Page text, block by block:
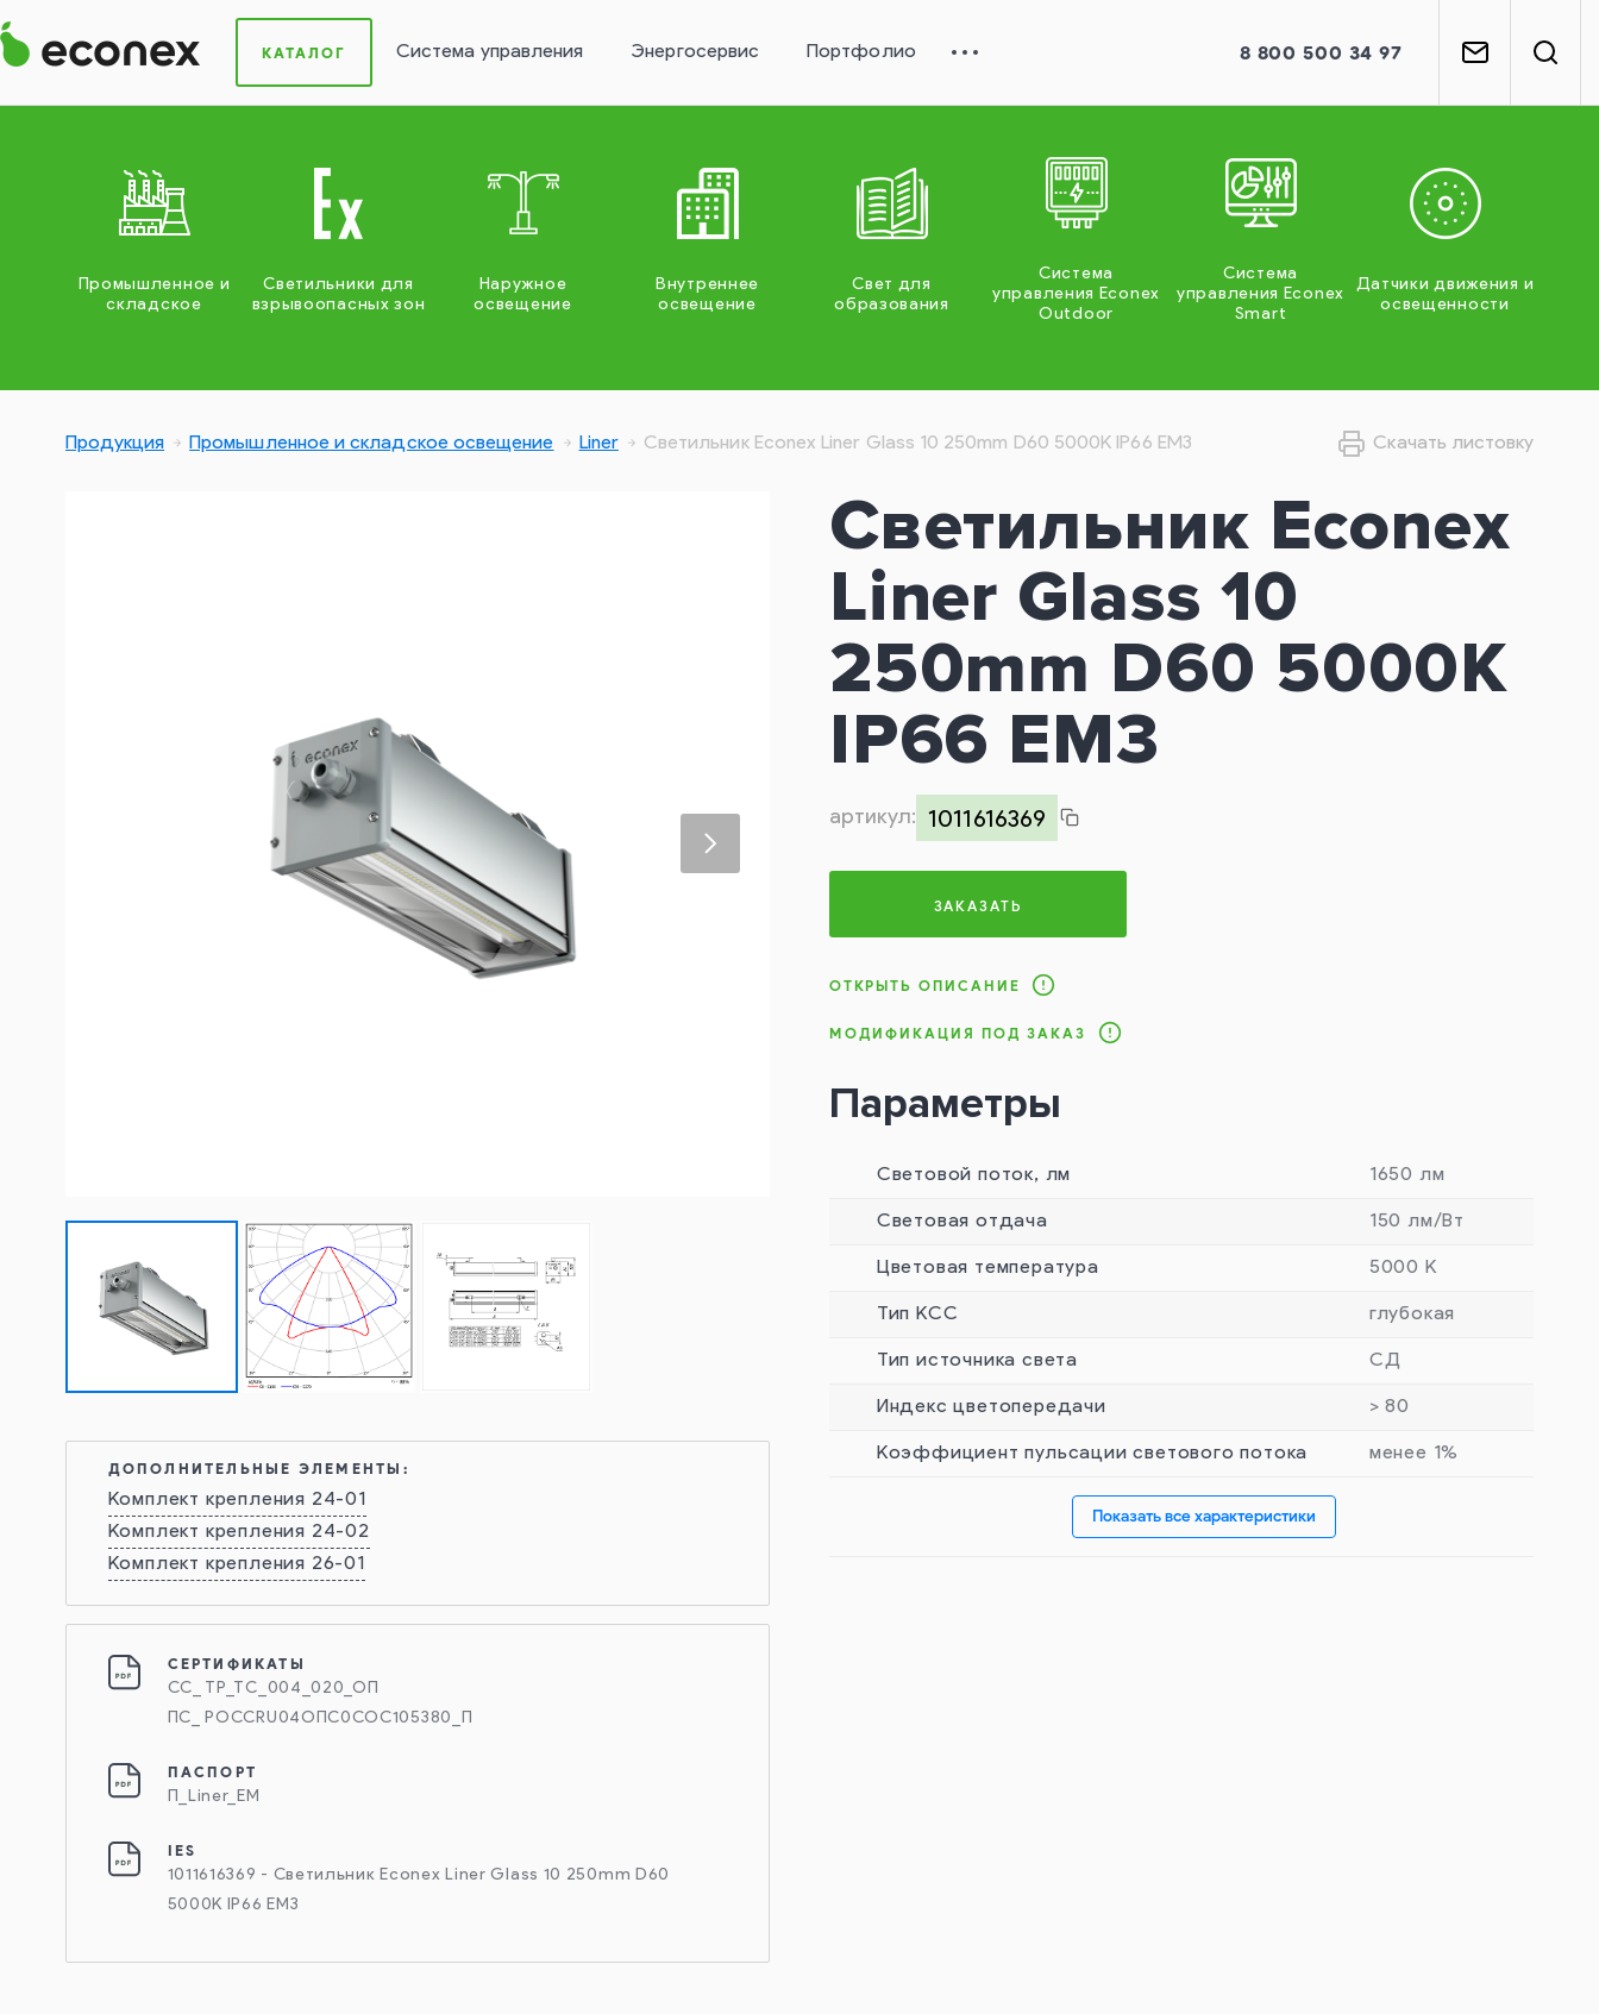
КАТАЛОГ Система управления Энергосервис Портфолио 8 800 500 34 97
Промышленное и
складское
Светильники для
взрывоопасных зон
Наружное
освещение
Внутреннее
освещение
Свет для
образования
Система
управления Econex
Outdoor
Система
управления Econex
Smart
Датчики движения и
освещенности
Продукция Промышленное и складское освещение Liner Светильник Econex Liner Glass 10 250mm D60 5000K IP66 EM3
ДОПОЛНИТЕЛЬНЫЕ ЭЛЕМЕНТЫ:
Комплект крепления 24-01
Комплект крепления 24-02
Комплект крепления 26-01
СЕРТИФИКАТЫ
СС_ ТР_ТС_004_020_ОП
ПС_ РОССRU04ОПС0СОС105380_П
ПАСПОРТ
П_Liner_EM
IES
1011616369 - Светильник Econex Liner Glass 10 250mm D60
5000K IP66 EM3
Скачать листовку
Светильник Econex
Liner Glass 10
250mm D60 5000K
IP66 EM3
артикул: 1011616369
ЗАКАЗАТЬ
ОТКРЫТЬ ОПИСАНИЕ
МОДИФИКАЦИЯ ПОД ЗАКАЗ
Параметры
Световой поток, лм 1650 лм
Световая отдача 150 лм/Вт
Цветовая температура 5000 К
Тип КСС глубокая
Тип источника света СД
Индекс цветопередачи > 80
Коэффициент пульсации светового потока менее 1%
Показать все характеристики